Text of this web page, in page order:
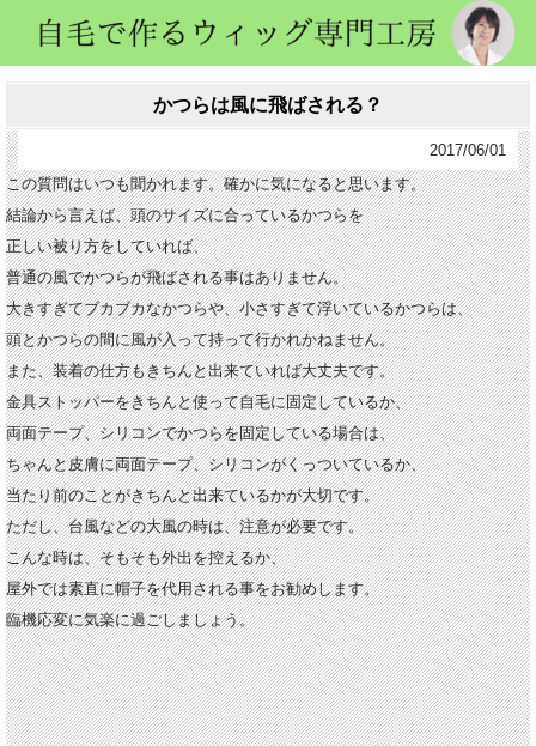
かつらは風に飛ばされる？
2017/06/01
この質問はいつも聞かれます。確かに気になると思います。
結論から言えば、頭のサイズに合っているかつらを
正しい被り方をしていれば、
普通の風でかつらが飛ばされる事はありません。
大きすぎてブカブカなかつらや、小さすぎて浮いているかつらは、
頭とかつらの間に風が入って持って行かれかねません。
また、装着の仕方もきちんと出来ていれば大丈夫です。
金具ストッパーをきちんと使って自毛に固定しているか、
両面テープ、シリコンでかつらを固定している場合は、
ちゃんと皮膚に両面テープ、シリコンがくっついているか、
当たり前のことがきちんと出来ているかが大切です。
ただし、台風などの大風の時は、注意が必要です。
こんな時は、そもそも外出を控えるか、
屋外では素直に帽子を代用される事をお勧めします。
臨機応変に気楽に過ごしましょう。